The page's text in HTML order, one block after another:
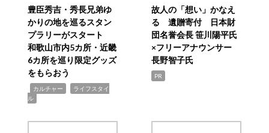
豊臣秀吉・秀長兄弟ゆ
かりの地を巡るスタン
プラリーがスタート
和歌山市内5カ所・近畿
6カ所を巡り限定グッズ
をもらおう
カルチャー
ライフスタイ
ル
故人の「想い」かなえ
る 遺贈寄付 日本財
団名誉会長 笹川陽平氏
×フリーアナウンサー
長野智子氏
PR